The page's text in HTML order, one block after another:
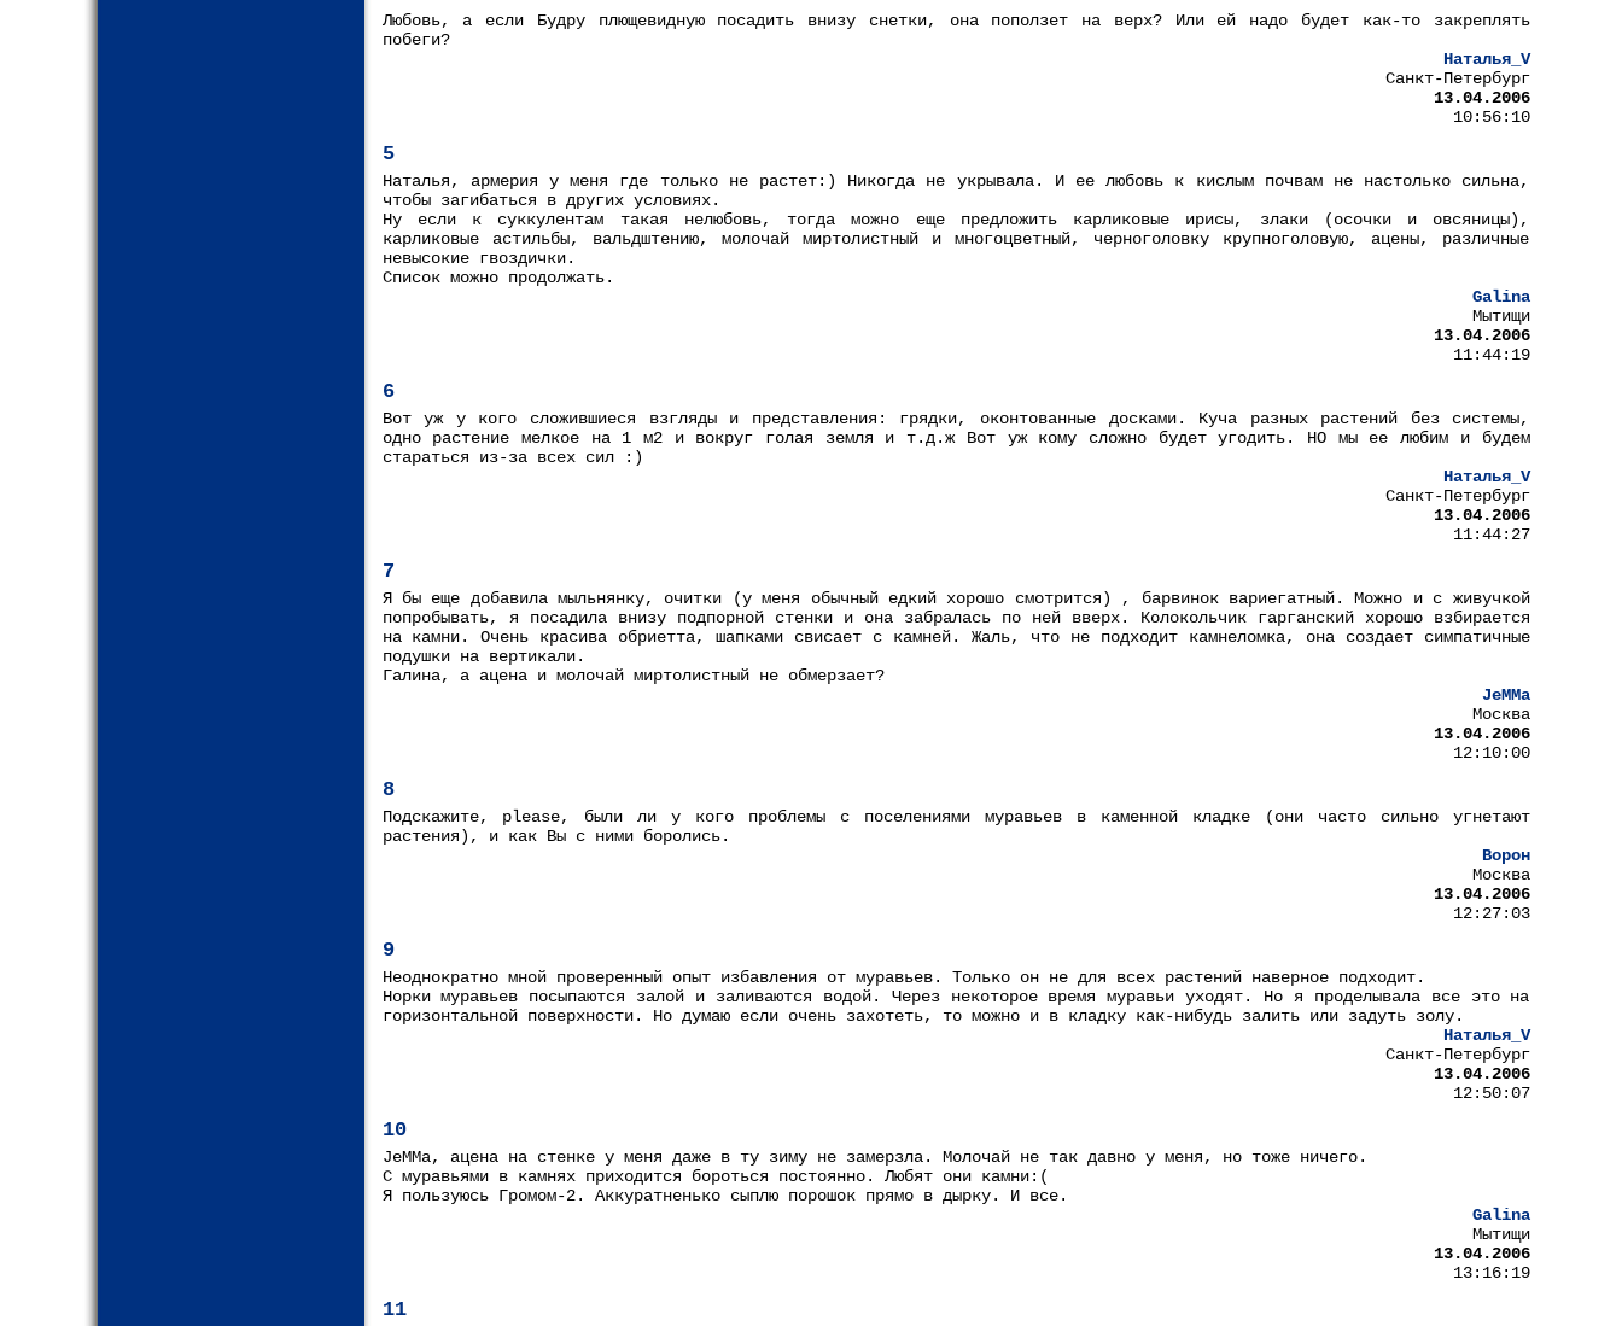
Любовь, а если Будру плющевидную посадить внизу снетки, она поползет на верх? Или ей надо будет как-то закреплять
побеги?
Наталья_V
Санкт-Петербург
13.04.2006
10:56:10
5
Наталья, армерия у меня где только не растет:) Никогда не укрывала. И ее любовь к кислым почвам не настолько сильна,
чтобы загибаться в других условиях.
Ну если к суккулентам такая нелюбовь, тогда можно еще предложить карликовые ирисы, злаки (осочки и овсяницы),
карликовые астильбы, вальдштению, молочай миртолистный и многоцветный, черноголовку крупноголовую, ацены, различные
невысокие гвоздички.
Список можно продолжать.
Galina
Мытищи
13.04.2006
11:44:19
6
Вот уж у кого сложившиеся взгляды и представления: грядки, оконтованные досками. Куча разных растений без системы,
одно растение мелкое на 1 м2 и вокруг голая земля и т.д.ж Вот уж кому сложно будет угодить. НО мы ее любим и будем
стараться из-за всех сил :)
Наталья_V
Санкт-Петербург
13.04.2006
11:44:27
7
Я бы еще добавила мыльнянку, очитки (у меня обычный едкий хорошо смотрится) , барвинок вариегатный. Можно и с живучкой
попробывать, я посадила внизу подпорной стенки и она забралась по ней вверх. Колокольчик гарганский хорошо взбирается
на камни. Очень красива обриетта, шапками свисает с камней. Жаль, что не подходит камнеломка, она создает симпатичные
подушки на вертикали.
Галина, а ацена и молочай миртолистный не обмерзает?
JeMMa
Москва
13.04.2006
12:10:00
8
Подскажите, please, были ли у кого проблемы с поселениями муравьев в каменной кладке (они часто сильно угнетают
растения), и как Вы с ними боролись.
Ворон
Москва
13.04.2006
12:27:03
9
Неоднократно мной проверенный опыт избавления от муравьев. Только он не для всех растений наверное подходит.
Норки муравьев посыпаются залой и заливаются водой. Через некоторое время муравьи уходят. Но я проделывала все это на
горизонтальной поверхности. Но думаю если очень захотеть, то можно и в кладку как-нибудь залить или задуть золу.
Наталья_V
Санкт-Петербург
13.04.2006
12:50:07
10
JeMMa, ацена на стенке у меня даже в ту зиму не замерзла. Молочай не так давно у меня, но тоже ничего.
С муравьями в камнях приходится бороться постоянно. Любят они камни:(
Я пользуюсь Громом-2. Аккуратненько сыплю порошок прямо в дырку. И все.
Galina
Мытищи
13.04.2006
13:16:19
11